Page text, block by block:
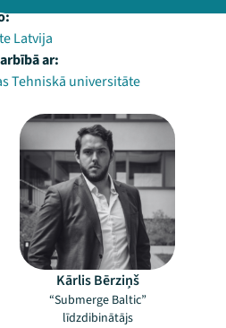
Latvija
ar:
Tehniskā universitāte
Kārlis Bērziņš
“Submerge Baltic”
līdzdibinātājs